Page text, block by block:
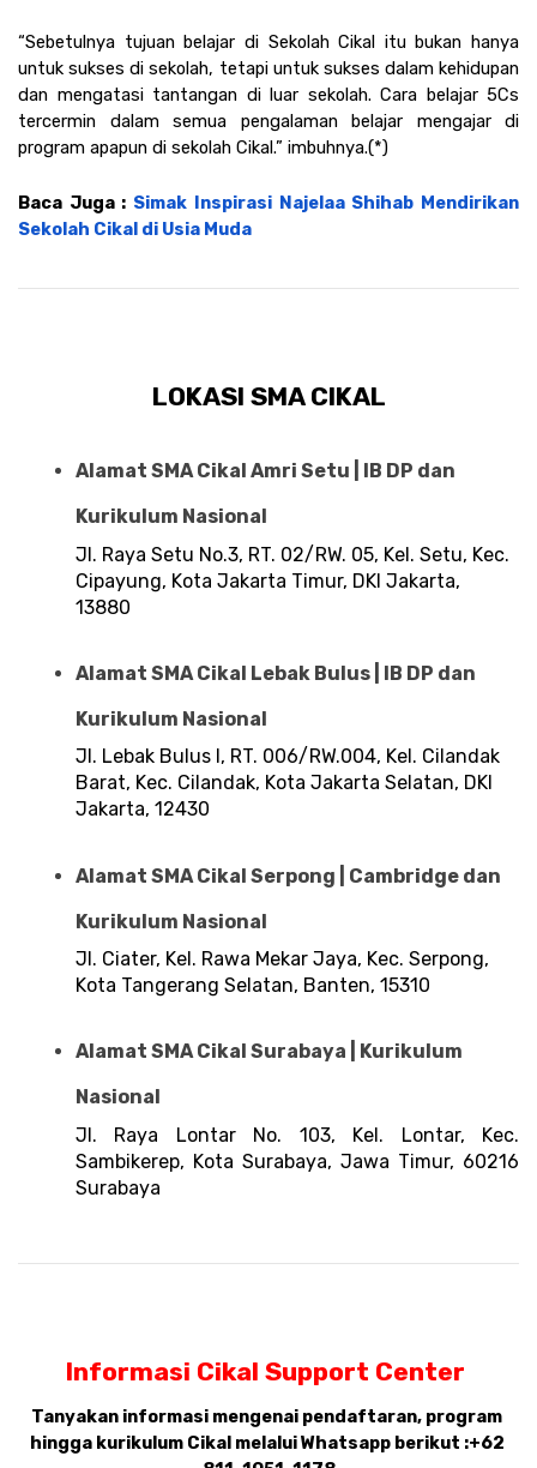
“Sebetulnya tujuan belajar di Sekolah Cikal itu bukan hanya
untuk sukses di sekolah, tetapi untuk sukses dalam kehidupan
dan mengatasi tantangan di luar sekolah. Cara belajar 5Cs
tercermin dalam semua pengalaman belajar mengajar di
program apapun di sekolah Cikal.” imbuhnya.(*)
Baca Juga : Simak Inspirasi Najelaa Shihab Mendirikan
Sekolah Cikal di Usia Muda
LOKASI SMA CIKAL
Alamat SMA Cikal Amri Setu | IB DP dan
Kurikulum Nasional
Jl. Raya Setu No.3, RT. 02/RW. 05, Kel. Setu, Kec.
Cipayung, Kota Jakarta Timur, DKI Jakarta,
13880
Alamat SMA Cikal Lebak Bulus | IB DP dan
Kurikulum Nasional
Jl. Lebak Bulus I, RT. 006/RW.004, Kel. Cilandak
Barat, Kec. Cilandak, Kota Jakarta Selatan, DKI
Jakarta, 12430
Alamat SMA Cikal Serpong | Cambridge dan
Kurikulum Nasional
Jl. Ciater, Kel. Rawa Mekar Jaya, Kec. Serpong,
Kota Tangerang Selatan, Banten, 15310
Alamat SMA Cikal Surabaya | Kurikulum
Nasional
Jl. Raya Lontar No. 103, Kel. Lontar, Kec.
Sambikerep, Kota Surabaya, Jawa Timur, 60216
Surabaya
Informasi Cikal Support Center
Tanyakan informasi mengenai pendaftaran, program
hingga kurikulum Cikal melalui Whatsapp berikut :+62